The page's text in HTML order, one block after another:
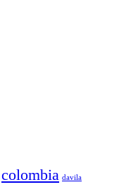
colombia davila